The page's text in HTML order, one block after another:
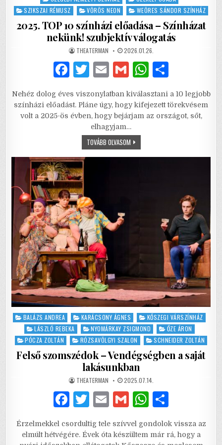
SZIKSZAI RÉMUSZ
VÖRÖS NEON WEÖRES SÁNDOR SZÍNHÁZ
2025. TOP 10 színházi előadása – Színházat
nekünk! szubjektív válogatás
AUTHOR:
THEATERMAN PUBLISHED
2026.01.26.
F
c
e
b
o
k
T
it
te
r
E
ai
l
G
ai
l
W
at
s
ar
e
Nehéz dolog éves viszonylatban kiválasztani a 10 legjobb
színházi előadást. Pláne úgy, hogy kifejezett törekvésem
volt a 2025-ös évben, hogy bejárjam az országot, sőt,
elhagyjam…
TOVÁBB OLVASOM2025.
TOP
10
Posted
BALÁZS ANDREA KARÁCSONY ÁGNES
KŐSZEGI VÁRSZÍNHÁZ
LÁSZLÓ REBEKA
NYOMÁRKAY ZSIGMOND
ŐZE ÁRON
PÓCZA ZOLTÁN
RÓZSAVÖLGYI SZALON SCHNEIDER ZOLTÁN
Felső szomszédok – Vendégségben a saját
lakásunkban
AUTHOR:
THEATERMAN PUBLISHED
DATE:
2025.07.14.
F
c
T
it
E
ai
G
ai
W
at ar
Érzelmekkel csordultig tele szívvel gondolok vissza az
elmúlt hétvégére. Évek óta készültem már rá, hogy a